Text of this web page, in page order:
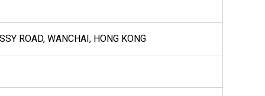
ROAD, WANCHAI, HONG KONG